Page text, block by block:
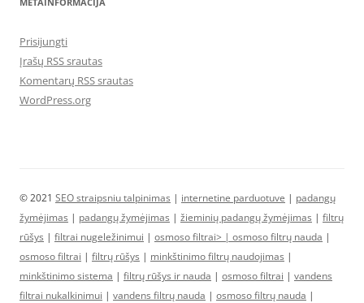
Prisijungti
Įrašų RSS srautas
Komentarų RSS srautas
WordPress.org
© 2021 SEO straipsniu talpinimas | internetine parduotuve | padangų
žymėjimas | padangų žymėjimas | žieminių padangų žymėjimas | filtrų
rūšys | filtrai nugeležinimui | osmoso filtrai> | osmoso filtrų nauda |
osmoso filtrai | filtrų rūšys | minkštinimo filtrų naudojimas |
minkštinimo sistema | filtrų rūšys ir nauda | osmoso filtrai | vandens
filtrai nukalkinimui | vandens filtrų nauda | osmoso filtrų nauda |